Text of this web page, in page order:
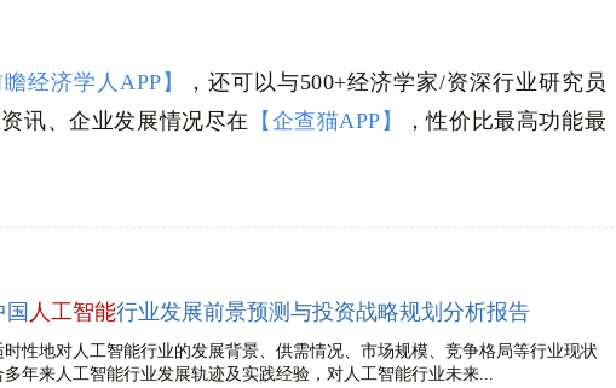
瞻经济学人APP】
，还可以与500+经济学家/资深行业研究员
讯、企业发展情况尽在
【企查猫APP】
，性价比最高功能最
国 人工智能行业发展前景预测与投资战略规划分析报告
性地对人工智能行业的发展背景、供需情况、市场规模、竞争格局等行业现状
年来人工智能行业发展轨迹及实践经验，对人工智能行业未来...